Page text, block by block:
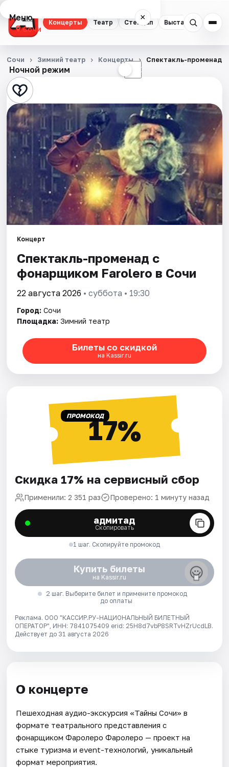
Концерты Театр Стендап Выставки
Меню ×
Сочи
Концерты
Театр
Стендап
Выставки
Квесты
Экскурсии
Спорт
События
Города
Площадки
Рейтинги
Ночной режим ☾
Сочи Зимний театр Концерты Спектакль-променад
Концерт
Спектакль-променад с
фонарщиком Farolero в Сочи
22 августа 2026 • суббота • 19:30
Город: Сочи
Площадка: Зимний театр
Билеты со скидкой
на Kassir.ru
ПРОМОКОД17%
Скидка 17% на сервисный сбор
Применили: 2 351 раз Проверено: 1 минуту назад
адмитад
Скопировать
1 шаг. Скопируйте промокод
Купить билеты
на Kassir.ru
2 шаг. Выберите билет и примените промокод
до оплаты
Реклама. ООО "КАССИР.РУ-НАЦИОНАЛЬНЫЙ БИЛЕТНЫЙ
ОПЕРАТОР", ИНН: 7841075409 erid: 25H8d7vbP8SRTvHZrUcdLB.
Действует до 31 августа 2026
О концерте
Пешеходная аудио-экскурсия «Тайны Сочи» в
формате театрального представления с
фонарщиком Фаролеро Фаролеро — проект на
стыке туризма и event-технологий, уникальный
формат мероприятия.